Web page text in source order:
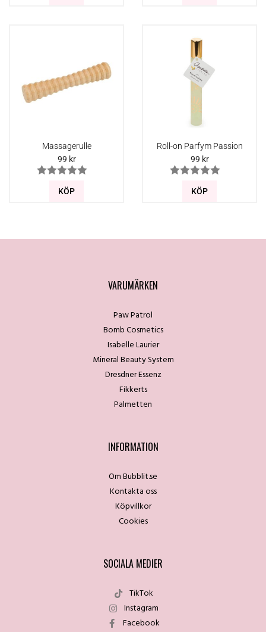
Massagerulle
99 kr
KÖP
Roll-on Parfym Passion
99 kr
KÖP
VARUMÄRKEN
Paw Patrol
Bomb Cosmetics
Isabelle Laurier
Mineral Beauty System
Dresdner Essenz
Fikkerts
Palmetten
INFORMATION
Om Bubblit.se
Kontakta oss
Köpvillkor
Cookies
SOCIALA MEDIER
TikTok
Instagram
Facebook